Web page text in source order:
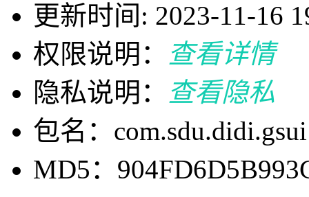
更新时间: 2023-11-16
权限说明：
查看详情
隐私说明：
查看隐私
包名：com.sdu.didi.gsui
MD5：